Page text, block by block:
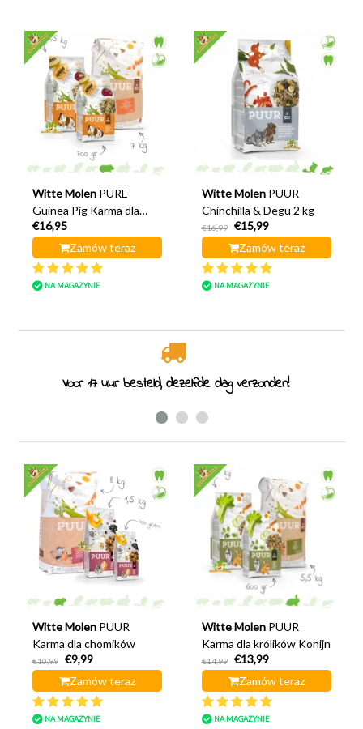
Witte Molen PURE
Guinea Pig Karma dla
świnek morskich
€16,95
Zamów teraz
NA MAGAZYNIE
Witte Molen PUUR
Chinchilla & Degu 2 kg
€16,99
€15,99
Zamów teraz
NA MAGAZYNIE
Specjaliści od gryzoni od 2011 roku
Witte Molen PUUR
Karma dla chomików
€10,99
€9,99
Zamów teraz
NA MAGAZYNIE
Witte Molen PUUR
Karma dla królików Konijn
€14,99
€13,99
Zamów teraz
NA MAGAZYNIE